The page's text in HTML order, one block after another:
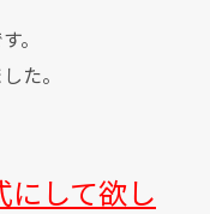
。
た。
にして欲し